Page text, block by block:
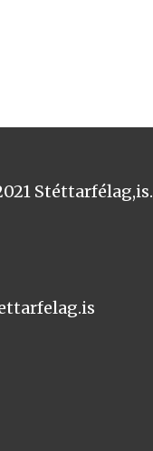
Stéttarfélag,is.